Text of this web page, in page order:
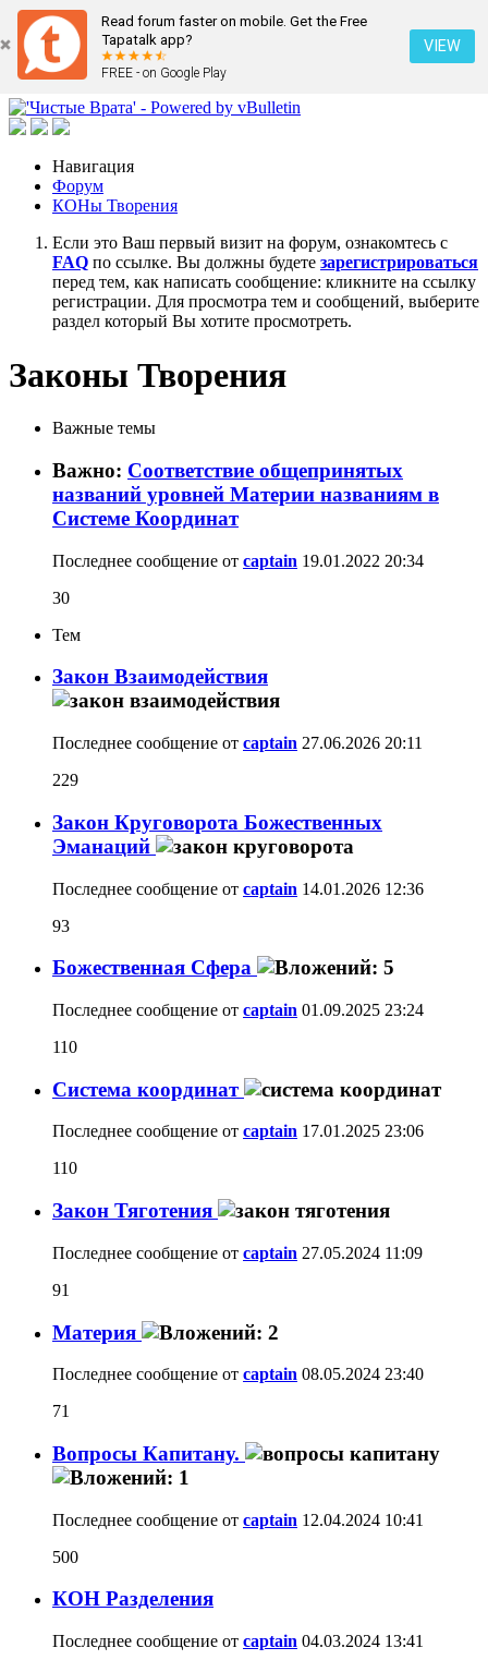
Read forum faster on mobile. Get the Free
Tapatalk app?
FREE - on Google Play
VIEW
Навигация
Форум
КОНы Творения
Если это Ваш первый визит на форум, ознакомтесь с
FAQ по ссылке. Вы должны будете зарегистрироваться
перед тем, как написать сообщение: кликните на ссылку
регистрации. Для просмотра тем и сообщений, выберите
раздел который Вы хотите просмотреть.
Законы Творения
Важные темы
Важно: Соответствие общепринятых
названий уровней Материи названиям в
Системе Координат
Последнее сообщение от captain 19.01.2022 20:34
30
Тем
Закон Взаимодействия
Последнее сообщение от captain 27.06.2026 20:11
229
Закон Круговорота Божественных
Эманаций
Последнее сообщение от captain 14.01.2026 12:36
93
Божественная Сфера
Последнее сообщение от captain 01.09.2025 23:24
110
Система координат
Последнее сообщение от captain 17.01.2025 23:06
110
Закон Тяготения
Последнее сообщение от captain 27.05.2024 11:09
91
Материя
Последнее сообщение от captain 08.05.2024 23:40
71
Вопросы Капитану.
Последнее сообщение от captain 12.04.2024 10:41
500
КОН Разделения
Последнее сообщение от captain 04.03.2024 13:41